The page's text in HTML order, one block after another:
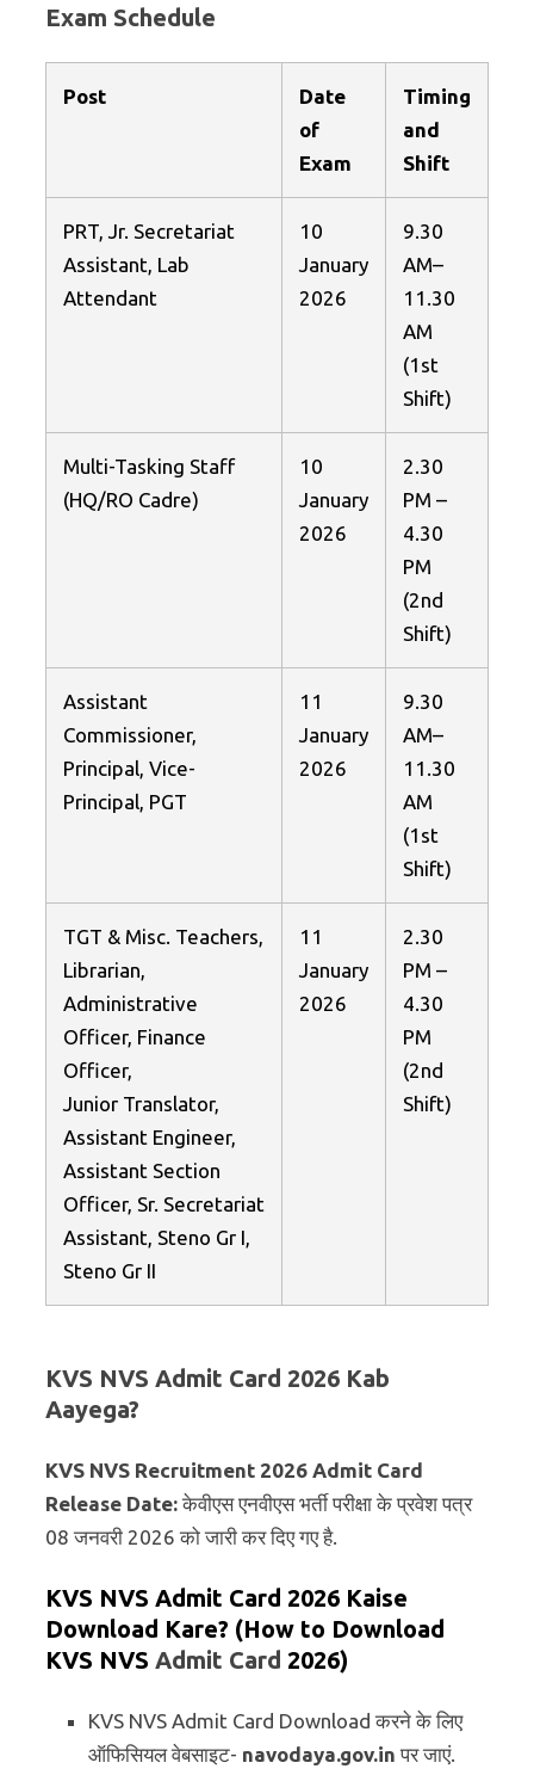
Exam Schedule
Post
Date
of
Exam
Timing
and
Shift
PRT, Jr. Secretariat
Assistant, Lab
Attendant
10
January
2026
9.30
AM–
11.30
AM
(1st
Shift)
Multi-Tasking Staff
(HQ/RO Cadre)
10
January
2026
2.30
PM –
4.30
PM
(2nd
Shift)
Assistant
Commissioner,
Principal, Vice-
Principal, PGT
11
January
2026
9.30
AM–
11.30
AM
(1st
Shift)
TGT & Misc. Teachers,
Librarian,
Administrative
Officer, Finance
Officer,
Junior Translator,
Assistant Engineer,
Assistant Section
Officer, Sr. Secretariat
Assistant, Steno Gr I,
Steno Gr II
11
January
2026
2.30
PM –
4.30
PM
(2nd
Shift)
KVS NVS Admit Card 2026 Kab
Aayega?
KVS NVS Recruitment 2026 Admit Card
Release Date:केवीएस एनवीएस भर्ती परीक्षा के प्रवेश पत्र
08 जनवरी 2026 को जारी कर दिए गए है.
KVS NVS Admit Card 2026 Kaise
Download Kare? (How to Download
KVS NVS Admit Card 2026)
KVS NVS Admit Card Download करने के लिए
ऑफिसियल वेबसाइट- navodaya.gov.in पर जाएं.